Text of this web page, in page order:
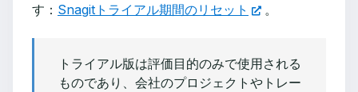
す： Snagitトライアル期間のリセット 。
トライアル版は評価目的のみで使用される
ものであり、会社のプロジェクトやトレー